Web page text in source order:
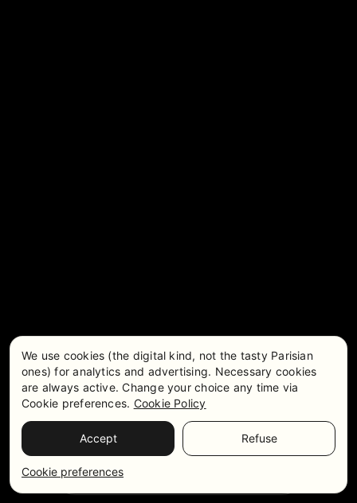
Precios y disponibilidad
Ponte en contacto con nosotros
We use cookies (the digital kind, not the tasty Parisian
ones) for analytics and advertising. Necessary cookies
are always active. Change your choice any time via
Cookie preferences. Cookie Policy
Accept Refuse
Cookie preferences